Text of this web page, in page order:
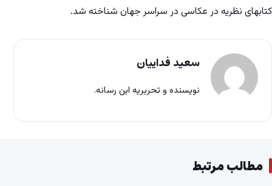
کتابهای نظریه در عکاسی در سراسر جهان شناخته شد.
سعید فداییان
نویسنده و تحریریه این رسانه.
مطالب مرتبط